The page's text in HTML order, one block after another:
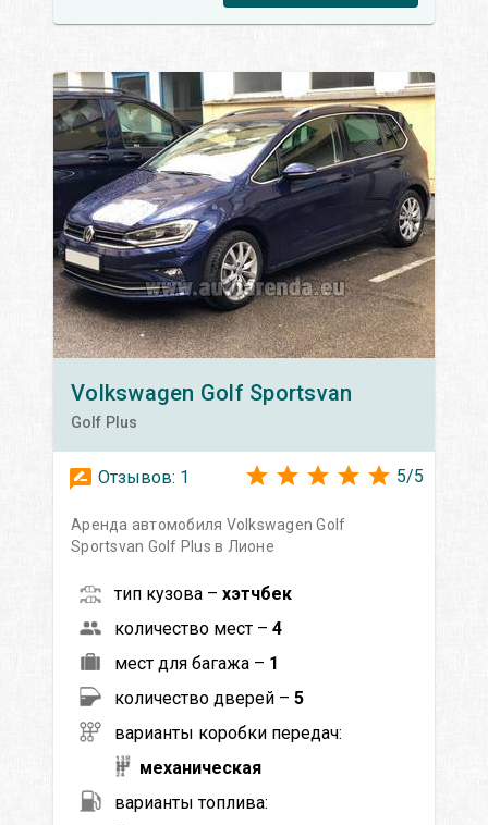
Volkswagen Golf Sportsvan
Golf Plus
Отзывов: 1 5/5
Аренда автомобиля Volkswagen Golf
Sportsvan Golf Plus в Лионе
тип кузова – хэтчбек
количество мест – 4
мест для багажа – 1
количество дверей – 5
варианты коробки передач:
механическая
варианты топлива: